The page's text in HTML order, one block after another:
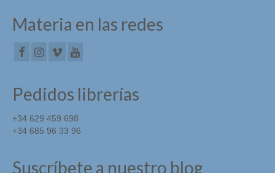
Materia en las redes
Pedidos librerías
+34 629 459 698
+34 685 96 33 96
Suscríbete a nuestro blog